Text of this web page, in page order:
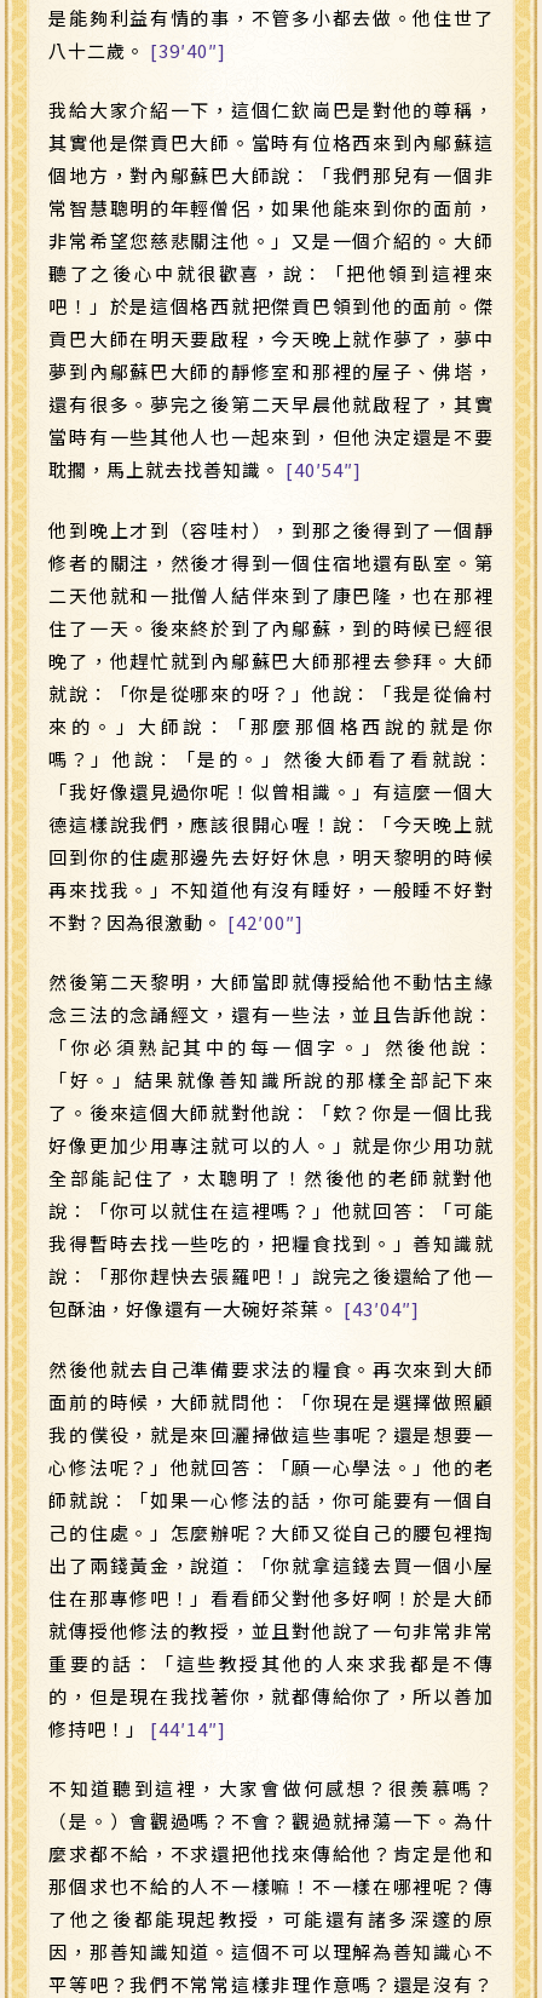
是能夠利益有情的事，不管多小都去做。他住世了
八十二歲。 [39′40″]
我給大家介紹一下，這個仁欽崗巴是對他的尊稱，
其實他是傑貢巴大師。當時有位格西來到內鄔蘇這
個地方，對內鄔蘇巴大師說：「我們那兒有一個非
常智慧聰明的年輕僧侶，如果他能來到你的面前，
非常希望您慈悲關注他。」又是一個介紹的。大師
聽了之後心中就很歡喜，說：「把他領到這裡來
吧！」於是這個格西就把傑貢巴領到他的面前。傑
貢巴大師在明天要啟程，今天晚上就作夢了，夢中
夢到內鄔蘇巴大師的靜修室和那裡的屋子、佛塔，
還有很多。夢完之後第二天早晨他就啟程了，其實
當時有一些其他人也一起來到，但他決定還是不要
耽擱，馬上就去找善知識。 [40′54″]
他到晚上才到（容哇村），到那之後得到了一個靜
修者的關注，然後才得到一個住宿地還有臥室。第
二天他就和一批僧人結伴來到了康巴隆，也在那裡
住了一天。後來終於到了內鄔蘇，到的時候已經很
晚了，他趕忙就到內鄔蘇巴大師那裡去參拜。大師
就說：「你是從哪來的呀？」他說：「我是從倫村
來的。」大師說：「那麼那個格西說的就是你
嗎？」他說：「是的。」然後大師看了看就說：
「我好像還見過你呢！似曾相識。」有這麼一個大
德這樣說我們，應該很開心喔！說：「今天晚上就
回到你的住處那邊先去好好休息，明天黎明的時候
再來找我。」不知道他有沒有睡好，一般睡不好對
不對？因為很激動。 [42′00″]
然後第二天黎明，大師當即就傳授給他不動怙主緣
念三法的念誦經文，還有一些法，並且告訴他說：
「你必須熟記其中的每一個字。」然後他說：
「好。」結果就像善知識所說的那樣全部記下來
了。後來這個大師就對他說：「欸？你是一個比我
好像更加少用專注就可以的人。」就是你少用功就
全部能記住了，太聰明了！然後他的老師就對他
說：「你可以就住在這裡嗎？」他就回答：「可能
我得暫時去找一些吃的，把糧食找到。」善知識就
說：「那你趕快去張羅吧！」說完之後還給了他一
包酥油，好像還有一大碗好茶葉。 [43′04″]
然後他就去自己準備要求法的糧食。再次來到大師
面前的時候，大師就問他：「你現在是選擇做照顧
我的僕役，就是來回灑掃做這些事呢？還是想要一
心修法呢？」他就回答：「願一心學法。」他的老
師就說：「如果一心修法的話，你可能要有一個自
己的住處。」怎麼辦呢？大師又從自己的腰包裡掏
出了兩錢黃金，說道：「你就拿這錢去買一個小屋
住在那專修吧！」看看師父對他多好啊！於是大師
就傳授他修法的教授，並且對他說了一句非常非常
重要的話：「這些教授其他的人來求我都是不傳
的，但是現在我找著你，就都傳給你了，所以善加
修持吧！」 [44′14″]
不知道聽到這裡，大家會做何感想？很羨慕嗎？
（是。）會觀過嗎？不會？觀過就掃蕩一下。為什
麼求都不給，不求還把他找來傳給他？肯定是他和
那個求也不給的人不一樣嘛！不一樣在哪裡呢？傳
了他之後都能現起教授，可能還有諸多深邃的原
因，那善知識知道。這個不可以理解為善知識心不
平等吧？我們不常常這樣非理作意嗎？還是沒有？